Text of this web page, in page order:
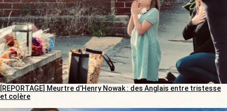
[REPORTAGE] Meurtre d’Henry Nowak : des Anglais entre tristesse
et colère